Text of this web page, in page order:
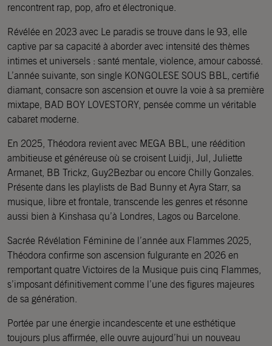
rencontrent rap, pop, afro et électronique.
Révélée en 2023 avec Le paradis se trouve dans le 93, elle
captive par sa capacité à aborder avec intensité des thèmes
intimes et universels : santé mentale, violence, amour cabossé.
L’année suivante, son single KONGOLESE SOUS BBL, certifié
diamant, consacre son ascension et ouvre la voie à sa première
mixtape, BAD BOY LOVESTORY, pensée comme un véritable
cabaret moderne.
En 2025, Théodora revient avec MEGA BBL, une réédition
ambitieuse et généreuse où se croisent Luidji, Jul, Juliette
Armanet, BB Trickz, Guy2Bezbar ou encore Chilly Gonzales.
Présente dans les playlists de Bad Bunny et Ayra Starr, sa
musique, libre et frontale, transcende les genres et résonne
aussi bien à Kinshasa qu’à Londres, Lagos ou Barcelone.
Sacrée Révélation Féminine de l’année aux Flammes 2025,
Théodora confirme son ascension fulgurante en 2026 en
remportant quatre Victoires de la Musique puis cinq Flammes,
s’imposant définitivement comme l’une des figures majeures
de sa génération.
Portée par une énergie incandescente et une esthétique
toujours plus affirmée, elle ouvre aujourd’hui un nouveau